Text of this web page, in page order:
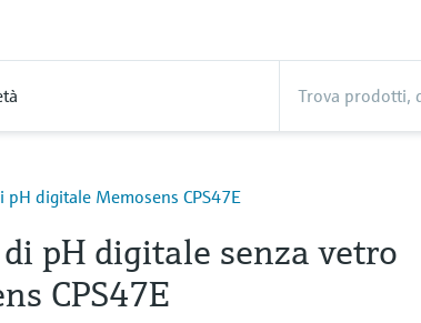
pH digitale Memosens CPS47E
pH digitale senza vetro
CPS47E